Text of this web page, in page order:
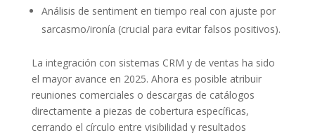
Análisis de sentiment en tiempo real con ajuste por
sarcasmo/ironía (crucial para evitar falsos positivos).
La integración con sistemas CRM y de ventas ha sido
el mayor avance en 2025. Ahora es posible atribuir
reuniones comerciales o descargas de catálogos
directamente a piezas de cobertura específicas,
cerrando el círculo entre visibilidad y resultados